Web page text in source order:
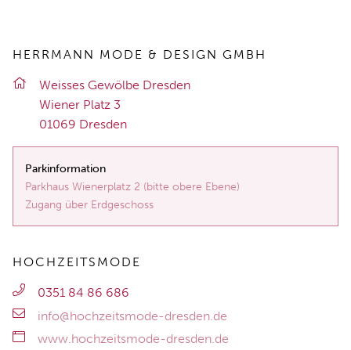
HERRMANN MODE & DESIGN GMBH
Weis­ses Ge­wöl­be Dres­den
Wie­ner Platz 3
01069 Dres­den
Parkinformation
Parkhaus Wienerplatz 2 (bitte obere Ebene)
Zugang über Erdgeschoss
HOCHZEITSMODE
0351 84 86 686
info@hochzeitsmode-dresden.de
www.hochzeitsmode-dresden.de